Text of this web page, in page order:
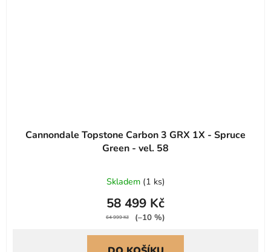
Cannondale Topstone Carbon 3 GRX 1X - Spruce
Green - vel. 58
Skladem (1 ks)
58 499 Kč
64 999 Kč (–10 %)